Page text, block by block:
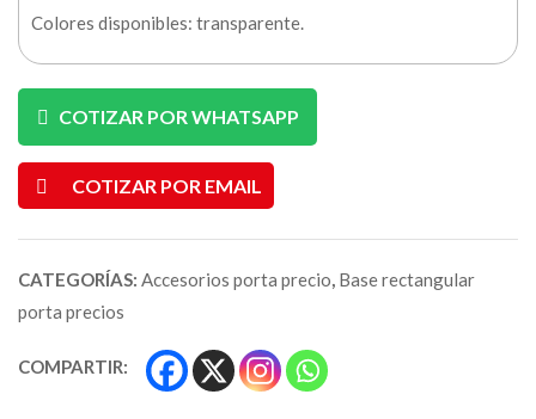
Colores disponibles: transparente.
COTIZAR POR WHATSAPP
COTIZAR POR EMAIL
CATEGORÍAS: Accesorios porta precio, Base rectangular
porta precios
COMPARTIR: